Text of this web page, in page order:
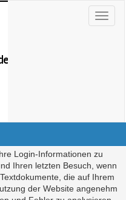
Login-Informationen zu
Ihren letzten Besuch, wenn
die auf Ihrem
der Website angenehm